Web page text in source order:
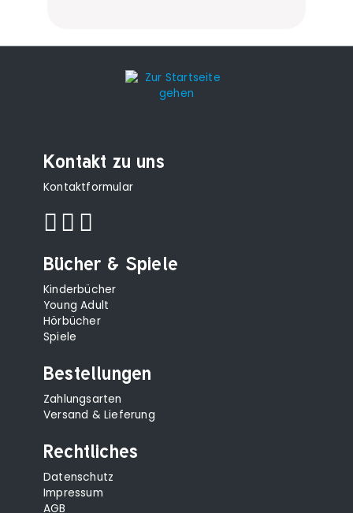
Kontakt zu uns
Kontaktformular
Bücher & Spiele
Kinderbücher
Young Adult
Hörbücher
Spiele
Bestellungen
Zahlungsarten
Versand & Lieferung
Rechtliches
Datenschutz
Impressum
AGB